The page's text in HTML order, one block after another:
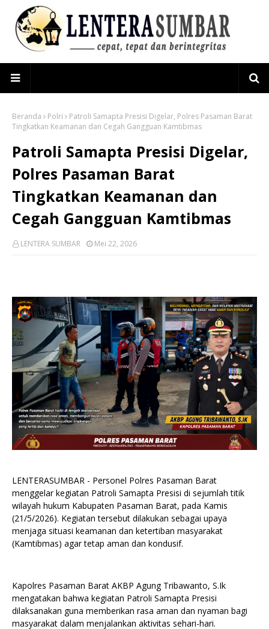
Beranda Polri
Patroli Samapta Presisi Digelar, Polres Pasaman Barat
Tingkatkan Keamanan dan Cegah Gangguan Kamtibmas
Patroli Samapta Presisi Digelar,
Polres Pasaman Barat
Tingkatkan Keamanan dan
Cegah Gangguan Kamtibmas
LENTERA SUMBAR Mei 22, 2026
LENTERASUMBAR - Personel Polres Pasaman Barat
menggelar kegiatan Patroli Samapta Presisi di sejumlah titik
wilayah hukum Kabupaten Pasaman Barat, pada Kamis
(21/5/2026). Kegiatan tersebut dilakukan sebagai upaya
menjaga situasi keamanan dan ketertiban masyarakat
(Kamtibmas) agar tetap aman dan kondusif.
Kapolres Pasaman Barat AKBP Agung Tribawanto, S.Ik
mengatakan bahwa kegiatan Patroli Samapta Presisi
dilaksanakan guna memberikan rasa aman dan nyaman bagi
masyarakat dalam menjalankan aktivitas sehari-hari.